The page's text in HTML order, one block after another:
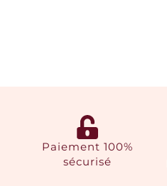
Paiement 100%
sécurisé